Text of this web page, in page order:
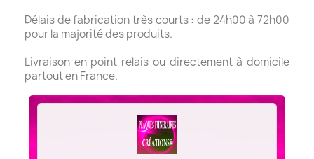
Délais de fabrication très courts : de 24h00 à 72h00
pour la majorité des produits.
Livraison en point relais ou directement à domicile
partout en France.